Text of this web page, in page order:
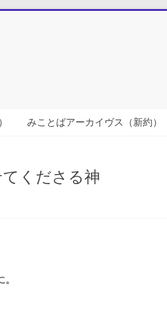
みことばアーカイヴス（新約）
くださる神